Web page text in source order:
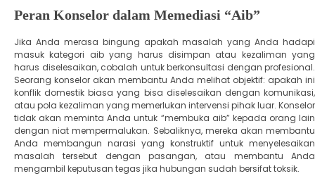
​Peran Konselor dalam Memediasi “Aib”
​Jika Anda merasa bingung apakah masalah yang Anda hadapi
masuk kategori aib yang harus disimpan atau kezaliman yang
harus diselesaikan, cobalah untuk berkonsultasi dengan profesional.
Seorang konselor akan membantu Anda melihat objektif: apakah ini
konflik domestik biasa yang bisa diselesaikan dengan komunikasi,
atau pola kezaliman yang memerlukan intervensi pihak luar. ​Konselor
tidak akan meminta Anda untuk “membuka aib” kepada orang lain
dengan niat mempermalukan. Sebaliknya, mereka akan membantu
Anda membangun narasi yang konstruktif untuk menyelesaikan
masalah tersebut dengan pasangan, atau membantu Anda
mengambil keputusan tegas jika hubungan sudah bersifat toksik.